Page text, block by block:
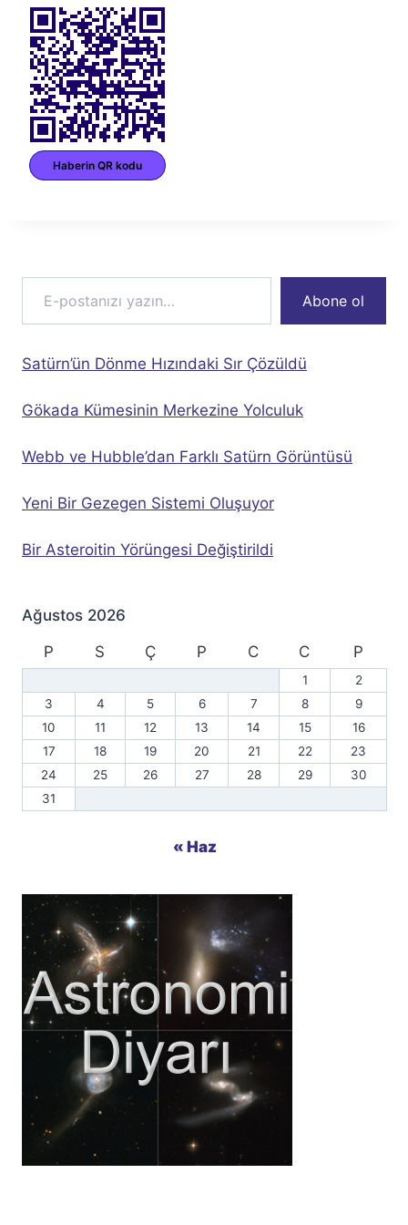
Haberin QR kodu
E-postanızı yazın…
Abone ol
Satürn’ün Dönme Hızındaki Sır Çözüldü
Gökada Kümesinin Merkezine Yolculuk
Webb ve Hubble’dan Farklı Satürn Görüntüsü
Yeni Bir Gezegen Sistemi Oluşuyor
Bir Asteroitin Yörüngesi Değiştirildi
Ağustos 2026
P
S Ç P C C P
1
2
3
4 5 6 7 8
9
10
11 12 13 14 15
16
17
18 19 20 21 22
23
24
25 26 27 28 29
30
31
« Haz